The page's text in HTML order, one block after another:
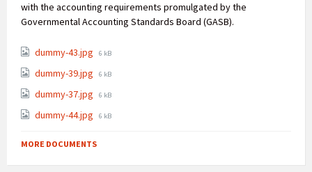
with the accounting requirements promulgated by the
Governmental Accounting Standards Board (GASB).
dummy-43.jpg 6 kB
dummy-39.jpg 6 kB
dummy-37.jpg 6 kB
dummy-44.jpg 6 kB
MORE DOCUMENTS